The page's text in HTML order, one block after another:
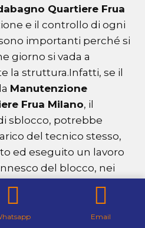
Quartiere Frua
e il controllo di ogni
importanti perché si
giorno si vada a
la struttura.Infatti, se il
Manutenzione
Frua Milano, il
sblocco, potrebbe
del tecnico stesso,
ed eseguito un lavoro
del blocco, nei
generazione, sono
carenza di
Quartiere Frua
Email